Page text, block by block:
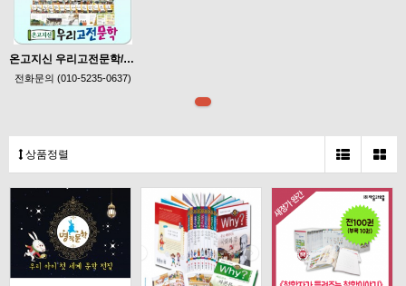
온고지신 우리고전문학/원작의 진한 감동과 방대한 사진 자료, 논술력을 키우는 독후 활동까지!
전화문의 (010-5235-0637)
상품정렬